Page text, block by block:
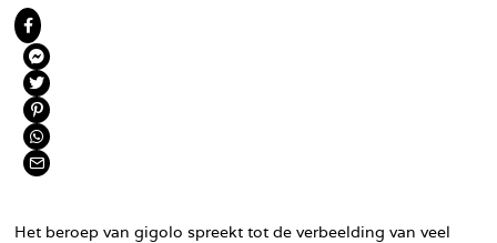
Het beroep van gigolo spreekt tot de verbeelding van veel